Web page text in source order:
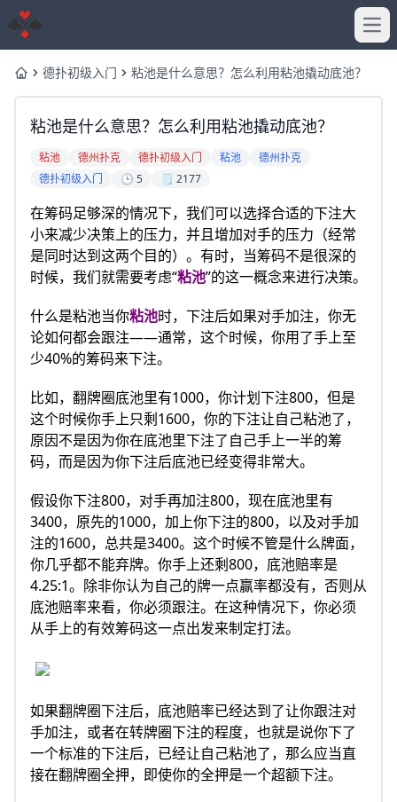
Home德扑初级入门 粘池是什么意思？怎么利用粘池撬动底池？
粘池是什么意思？怎么利用粘池撬动底池？
粘池 德州扑克 德扑初级入门 粘池
德州扑克
德扑初级入门
🕒 5 🗒️ 2177
在筹码足够深的情况下，我们可以选择合适的下注大
小来减少决策上的压力，并且增加对手的压力（经常
是同时达到这两个目的）。有时，当筹码不是很深的
时候，我们就需要考虑“粘池”的这一概念来进行决策。
什么是粘池当你粘池时，下注后如果对手加注，你无
论如何都会跟注——通常，这个时候，你用了手上至
少40%的筹码来下注。
比如，翻牌圈底池里有1000，你计划下注800，但是
这个时候你手上只剩1600，你的下注让自己粘池了，
原因不是因为你在底池里下注了自己手上一半的筹
码，而是因为你下注后底池已经变得非常大。
假设你下注800，对手再加注800，现在底池里有
3400，原先的1000，加上你下注的800，以及对手加
注的1600，总共是3400。这个时候不管是什么牌面，
你几乎都不能弃牌。你手上还剩800，底池赔率是
4.25:1。除非你认为自己的牌一点赢率都没有，否则从
底池赔率来看，你必须跟注。在这种情况下，你必须
从手上的有效筹码这一点出发来制定打法。
如果翻牌圈下注后，底池赔率已经达到了让你跟注对
手加注，或者在转牌圈下注的程度，也就是说你下了
一个标准的下注后，已经让自己粘池了，那么应当直
接在翻牌圈全押，即使你的全押是一个超额下注。